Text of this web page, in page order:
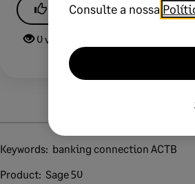
No
0 views
Keywords: banking connection ACTB
Product: Sage 50
Consulte a nossa